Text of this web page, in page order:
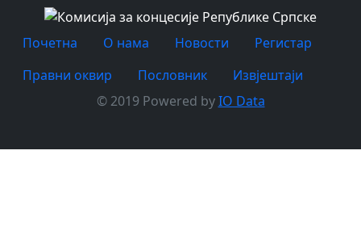
Почетна O нама Новости
Регистар
Правни оквир
Пословник
Извјештаји
© 2019 Powered byIO Data